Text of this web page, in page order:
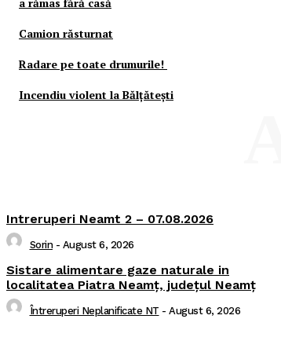
Camion răsturnat
Radare pe toate drumurile!
Incendiu violent la Bălţăteşti
Intreruperi Neamt 2 – 07.08.2026
Sorin - August 6, 2026
Sistare alimentare gaze naturale in
localitatea Piatra Neamț, județul Neamț
Întreruperi Neplanificate NT - August 6, 2026